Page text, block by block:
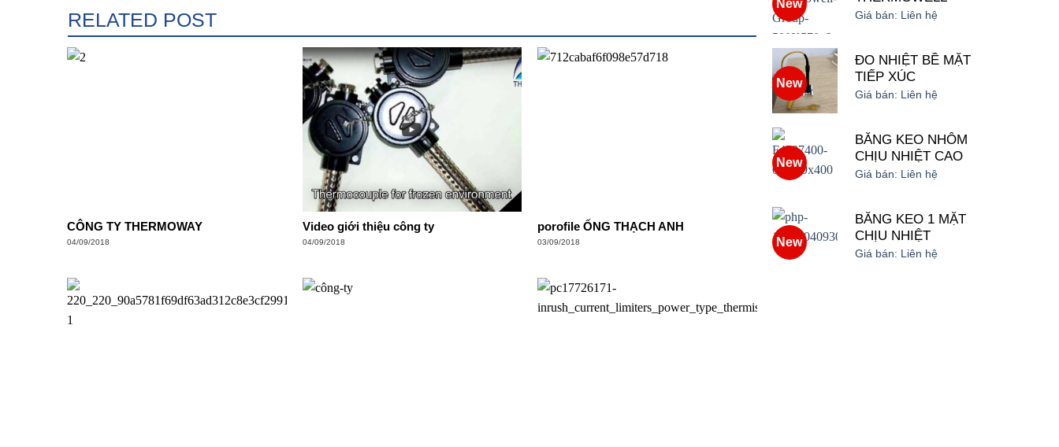
RELATED POST
CÔNG TY THERMOWAY
04/09/2018
Video giới thiệu công ty
04/09/2018
porofile ỐNG THẠCH ANH
03/09/2018
New
Giá bán: Liên hệ
New
ĐO NHIỆT BỀ MẶT
TIẾP XÚC
Giá bán: Liên hệ
New
BĂNG KEO NHÔM
CHỊU NHIỆT CAO
Giá bán: Liên hệ
New
BĂNG KEO 1 MẶT
CHỊU NHIỆT
Giá bán: Liên hệ